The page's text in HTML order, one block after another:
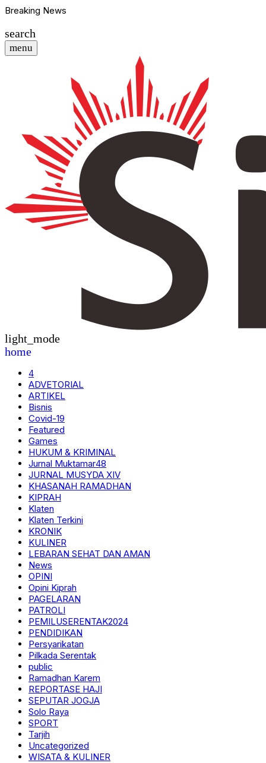
Breaking News
search
menu
light_mode
home
4
ADVETORIAL
ARTIKEL
Bisnis
Covid-19
Featured
Games
HUKUM & KRIMINAL
Jurnal Muktamar48
JURNAL MUSYDA XIV
KHASANAH RAMADHAN
KIPRAH
Klaten
Klaten Terkini
KRONIK
KULINER
LEBARAN SEHAT DAN AMAN
News
OPINI
Opini Kiprah
PAGELARAN
PATROLI
PEMILUSERENTAK2024
PENDIDIKAN
Persyarikatan
Pilkada Serentak
public
Ramadhan Karem
REPORTASE HAJI
SEPUTAR JOGJA
Solo Raya
SPORT
Tarjih
Uncategorized
WISATA & KULINER